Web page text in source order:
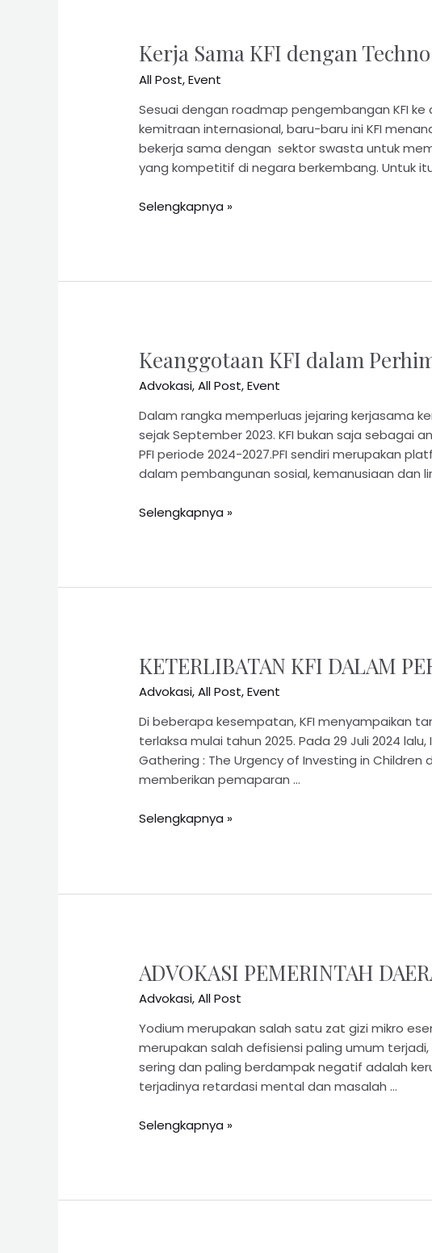
Kerja Sama KFI dengan
All Post,Event
Sesuai dengan roadmap pengembangan KFI
kemitraan internasional, baru-baru ini KFI
bekerja sama dengan sektor swasta untuk
yang kompetitif di negara berkembang. Untuk
Selengkapnya »
Keanggotaan KFI dalam
Advokasi,All Post,Event
Dalam rangka memperluas jejaring kerjasama
sejak September 2023. KFI bukan saja sebagai
PFI periode 2024-2027.PFI sendiri merupakan
dalam pembangunan sosial, kemanusiaan dan
Selengkapnya »
KETERLIBATAN KFI DALAM
Advokasi,All Post,Event
Di beberapa kesempatan, KFI menyampaikan
terlaksa mulai tahun 2025. Pada 29 Juli 2024
Gathering : The Urgency of Investing in Children
memberikan pemaparan …
Selengkapnya »
ADVOKASI PEMERINTAH
Advokasi,All Post
Yodium merupakan salah satu zat gizi mikro
merupakan salah defisiensi paling umum
sering dan paling berdampak negatif adalah
terjadinya retardasi mental dan masalah …
Selengkapnya »